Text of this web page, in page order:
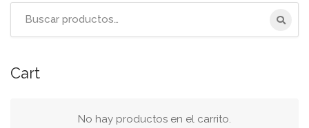
pancarta
Cart
No hay productos en el carrito.